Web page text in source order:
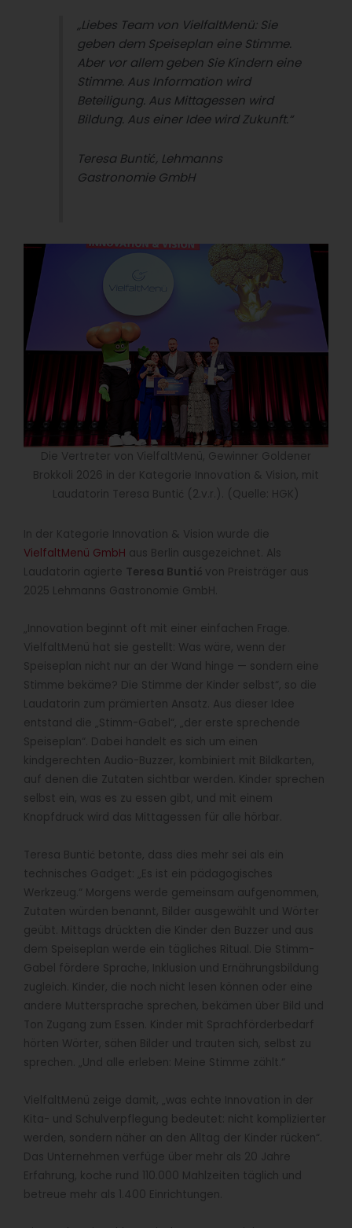
„Liebes Team von VielfaltMenü: Sie
geben dem Speiseplan eine Stimme.
Aber vor allem geben Sie Kindern eine
Stimme. Aus Information wird
Beteiligung. Aus Mittagessen wird
Bildung. Aus einer Idee wird Zukunft.“
Teresa Buntić, Lehmanns
Gastronomie GmbH
Die Vertreter von VielfaltMenü, Gewinner Goldener
Brokkoli 2026 in der Kategorie Innovation & Vision, mit
Laudatorin Teresa Buntić (2.v.r.). (Quelle: HGK)
In der Kategorie Innovation & Vision wurde die
VielfaltMenü GmbH aus Berlin ausgezeichnet. Als
Laudatorin agierte Teresa Buntić von Preisträger aus
2025 Lehmanns Gastronomie GmbH.
„Innovation beginnt oft mit einer einfachen Frage.
VielfaltMenü hat sie gestellt: Was wäre, wenn der
Speiseplan nicht nur an der Wand hinge — sondern eine
Stimme bekäme? Die Stimme der Kinder selbst“, so die
Laudatorin zum prämierten Ansatz. Aus dieser Idee
entstand die „Stimm-Gabel“, „der erste sprechende
Speiseplan“. Dabei handelt es sich um einen
kindgerechten Audio-Buzzer, kombiniert mit Bildkarten,
auf denen die Zutaten sichtbar werden. Kinder sprechen
selbst ein, was es zu essen gibt, und mit einem
Knopfdruck wird das Mittagessen für alle hörbar.
Teresa Buntić betonte, dass dies mehr sei als ein
technisches Gadget: „Es ist ein pädagogisches
Werkzeug.“ Morgens werde gemeinsam aufgenommen,
Zutaten würden benannt, Bilder ausgewählt und Wörter
geübt. Mittags drückten die Kinder den Buzzer und aus
dem Speiseplan werde ein tägliches Ritual. Die Stimm-
Gabel fördere Sprache, Inklusion und Ernährungsbildung
zugleich. Kinder, die noch nicht lesen können oder eine
andere Muttersprache sprechen, bekämen über Bild und
Ton Zugang zum Essen. Kinder mit Sprachförderbedarf
hörten Wörter, sähen Bilder und trauten sich, selbst zu
sprechen. „Und alle erleben: Meine Stimme zählt.“
VielfaltMenü zeige damit, „was echte Innovation in der
Kita- und Schulverpflegung bedeutet: nicht komplizierter
werden, sondern näher an den Alltag der Kinder rücken“.
Das Unternehmen verfüge über mehr als 20 Jahre
Erfahrung, koche rund 110.000 Mahlzeiten täglich und
betreue mehr als 1.400 Einrichtungen.